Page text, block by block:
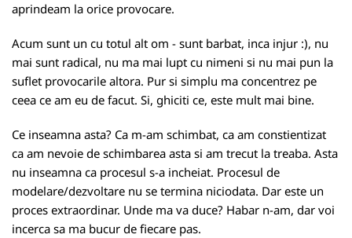
aprindeam la orice provocare.
Acum sunt un cu totul alt om - sunt barbat, inca injur :), nu
mai sunt radical, nu ma mai lupt cu nimeni si nu mai pun la
suflet provocarile altora. Pur si simplu ma concentrez pe
ceea ce am eu de facut. Si, ghiciti ce, este mult mai bine.
Ce inseamna asta? Ca m-am schimbat, ca am constientizat
ca am nevoie de schimbarea asta si am trecut la treaba. Asta
nu inseamna ca procesul s-a incheiat. Procesul de
modelare/dezvoltare nu se termina niciodata. Dar este un
proces extraordinar. Unde ma va duce? Habar n-am, dar voi
incerca sa ma bucur de fiecare pas.